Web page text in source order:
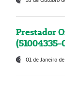
Prestador
(51004335-
01 de Janeiro